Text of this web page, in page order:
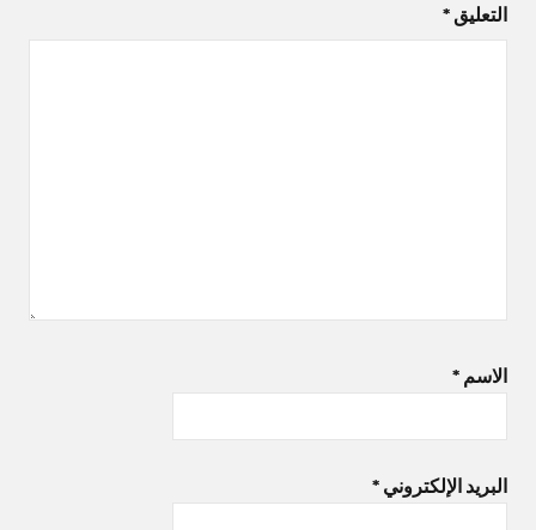
التعليق *
الاسم *
البريد الإلكتروني *